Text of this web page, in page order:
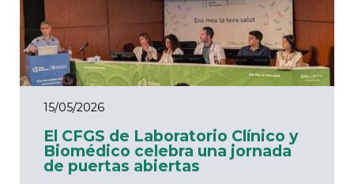
15/05/2026
El CFGS de Laboratorio Clínico y
Biomédico celebra una jornada
de puertas abiertas